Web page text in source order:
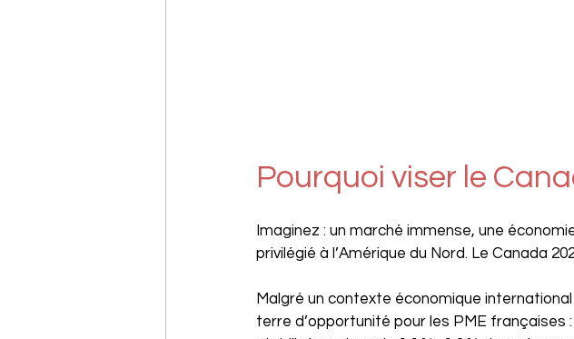
Pourquoi viser le
Imaginez : un marché immense, une
privilégié à l’Amérique du Nord. Le Canada
Malgré un contexte économique
terre d’opportunité pour les PME françaises